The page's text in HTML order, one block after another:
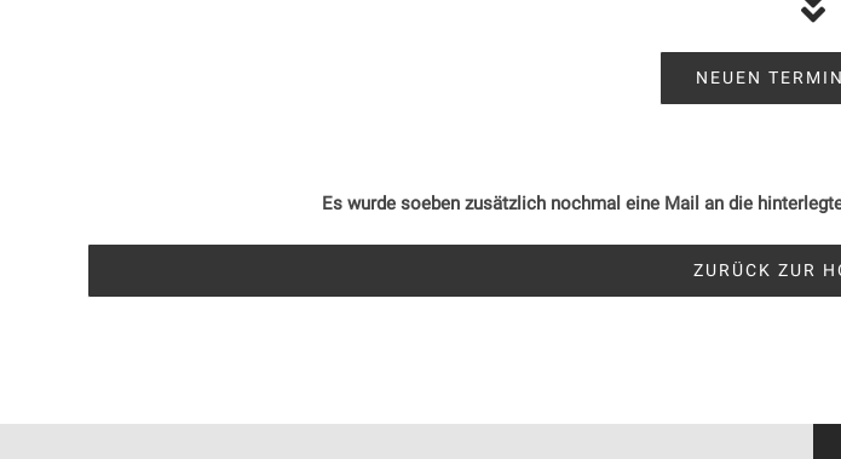
NEUEN
Es wurde soeben zusätzlich nochmal eine Mail an die
ZURÜCK ZUR